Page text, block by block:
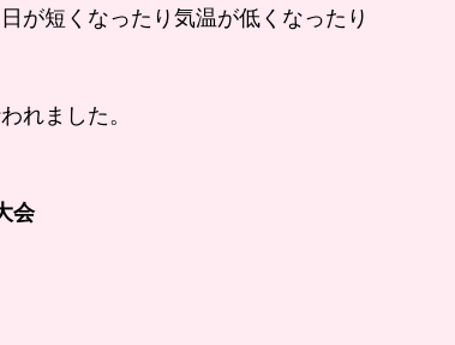
が短くなったり気温が低くなったり
れました。
会